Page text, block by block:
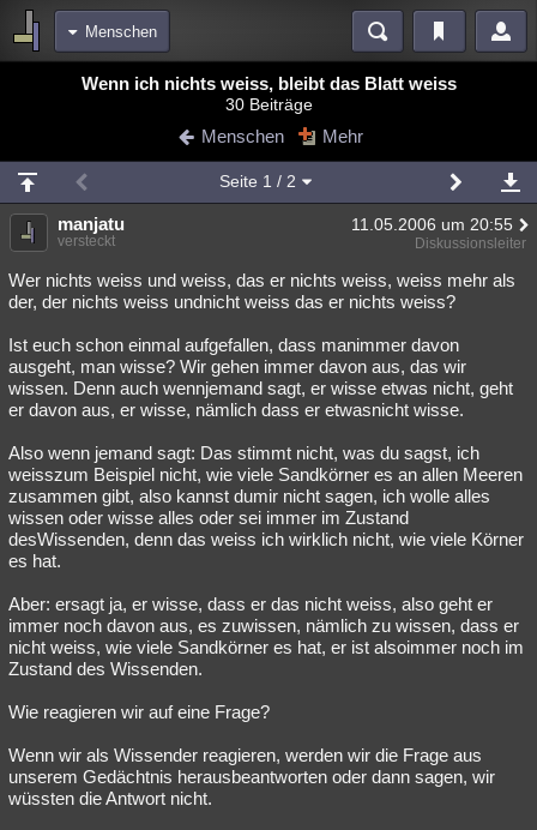
Menschen
Blogs
Chat Wiki Neuigkeiten
meine Rubriken
Menschen Mystery Kriminalfälle
Spiritualität Verschwörungen Technologie Ufologie
weitere Rubriken
Philosophie Träume Orte Esoterik Literatur
Astronomie Helpdesk Gruppen Gaming Filme
Musik Clash Verbesserungen Allmystery English
Übersichten
Besucht
Lesenswert Schlüsselwörter
Wenn ich nichts weiss, bleibt das Blatt weiss
30 Beiträge
Menschen Mehr
Seite 1 / 2
manjatu 11.05.2006 um 20:55
versteckt Diskussionsleiter
Wer nichts weiss und weiss, das er nichts weiss, weiss mehr als
der, der nichts weiss undnicht weiss das er nichts weiss?
Ist euch schon einmal aufgefallen, dass manimmer davon
ausgeht, man wisse? Wir gehen immer davon aus, das wir
wissen. Denn auch wennjemand sagt, er wisse etwas nicht, geht
er davon aus, er wisse, nämlich dass er etwasnicht wisse.
Also wenn jemand sagt: Das stimmt nicht, was du sagst, ich
weisszum Beispiel nicht, wie viele Sandkörner es an allen Meeren
zusammen gibt, also kannst dumir nicht sagen, ich wolle alles
wissen oder wisse alles oder sei immer im Zustand
desWissenden, denn das weiss ich wirklich nicht, wie viele Körner
es hat.
Aber: ersagt ja, er wisse, dass er das nicht weiss, also geht er
immer noch davon aus, es zuwissen, nämlich zu wissen, dass er
nicht weiss, wie viele Sandkörner es hat, er ist alsoimmer noch im
Zustand des Wissenden.
Wie reagieren wir auf eine Frage?
Wenn wir als Wissender reagieren, werden wir die Frage aus
unserem Gedächtnis herausbeantworten oder dann sagen, wir
wüssten die Antwort nicht.